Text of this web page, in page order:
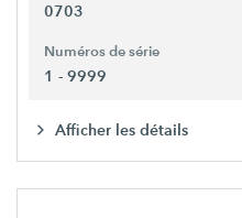
0703
Numéros de série
1 - 9999
Afficher les détails